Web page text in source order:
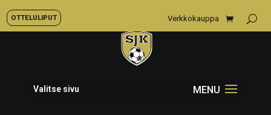
OTTELULIPUT Verkkokauppa
Valitse sivu